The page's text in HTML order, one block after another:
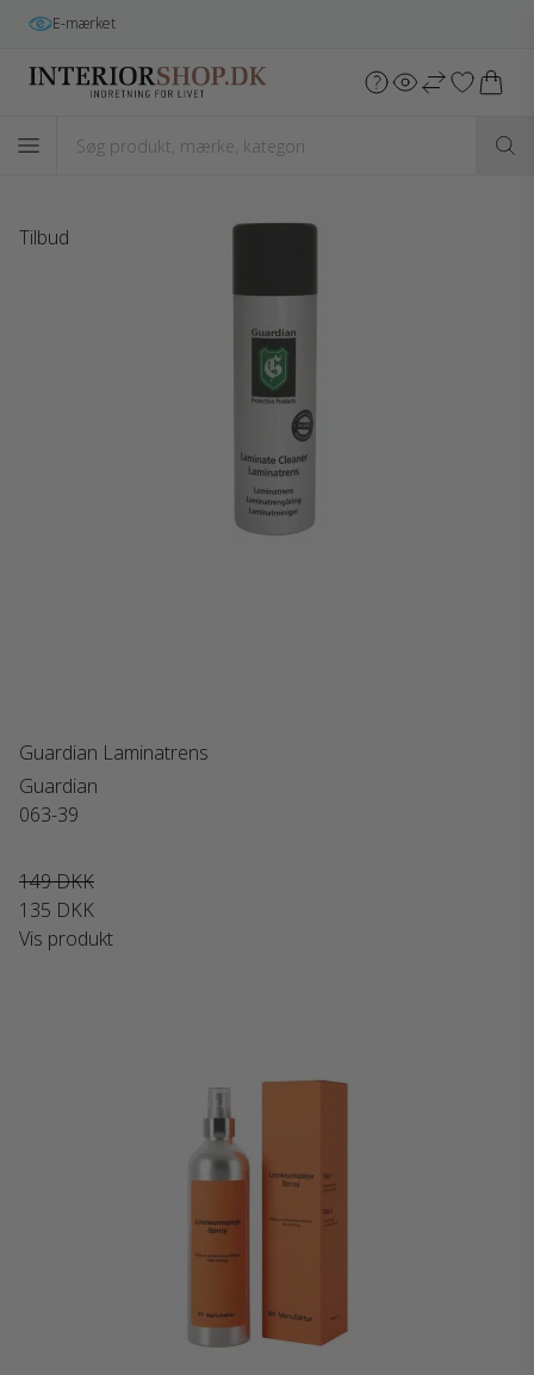
Gratis fragt
Tilbud
Guardian Laminatrens
Guardian
063-39
149 DKK
135 DKK
Vis produkt